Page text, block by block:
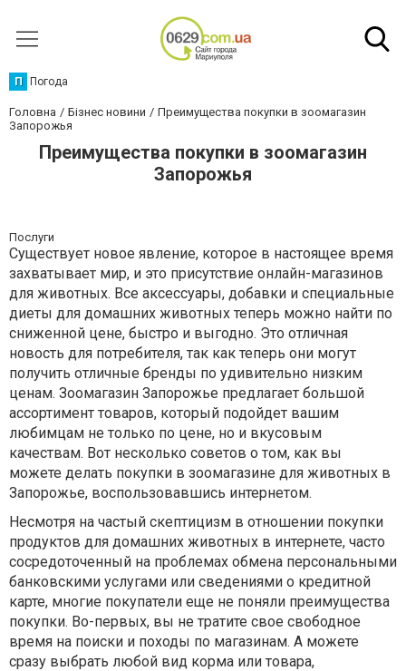
П Погода
Головна Бізнес новини
Преимущества покупки в зоомагазин
Запорожья
Преимущества покупки в зоомагазин
Запорожья
Послуги
Существует новое явление, которое в настоящее время
захватывает мир, и это присутствие онлайн-магазинов
для животных. Все аксессуары, добавки и специальные
диеты для домашних животных теперь можно найти по
сниженной цене, быстро и выгодно. Это отличная
новость для потребителя, так как теперь они могут
получить отличные бренды по удивительно низким
ценам. Зоомагазин Запорожье предлагает большой
ассортимент товаров, который подойдет вашим
любимцам не только по цене, но и вкусовым
качествам. Вот несколько советов о том, как вы
можете делать покупки в зоомагазине для животных в
Запорожье, воспользовавшись интернетом.
Несмотря на частый скептицизм в отношении покупки
продуктов для домашних животных в интернете, часто
сосредоточенный на проблемах обмена персональными
банковскими услугами или сведениями о кредитной
карте, многие покупатели еще не поняли преимущества
покупки. Во-первых, вы не тратите свое свободное
время на поиски и походы по магазинам. А можете
сразу выбрать любой вид корма или товара,